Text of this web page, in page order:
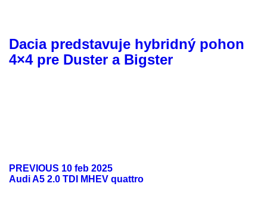
Dacia predstavuje hybridný pohon
4×4 pre Duster a Bigster
PREVIOUS 10 feb 2025
Audi A5 2.0 TDI MHEV quattro